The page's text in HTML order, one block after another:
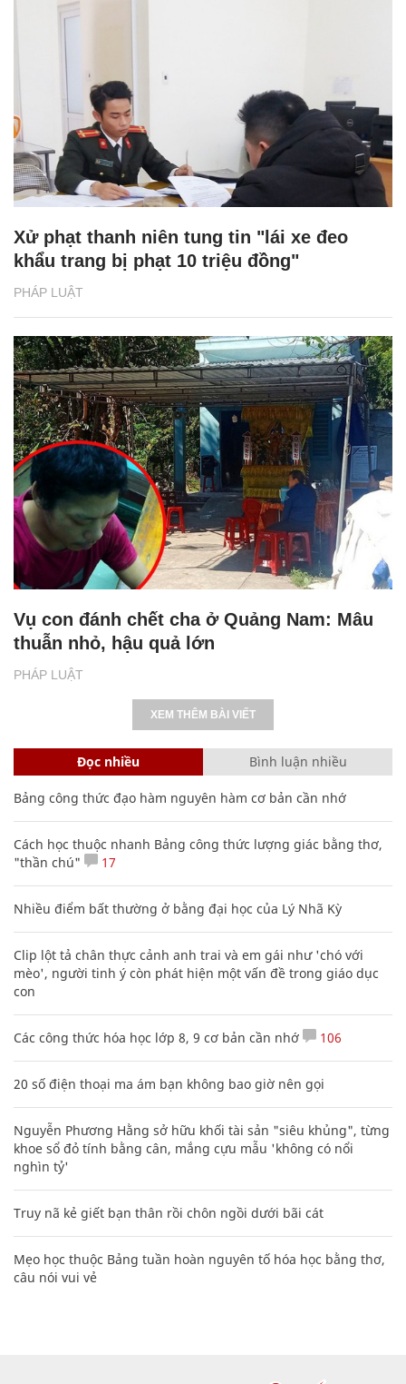
PHÁP LUẬT
Xử phạt thanh niên tung tin "lái xe đeo
khẩu trang bị phạt 10 triệu đồng"
PHÁP LUẬT
Vụ con đánh chết cha ở Quảng Nam: Mâu
thuẫn nhỏ, hậu quả lớn
XEM THÊM BÀI VIẾT
Đọc nhiều Bình luận nhiều
Bảng công thức đạo hàm nguyên hàm cơ bản cần nhớ
Cách học thuộc nhanh Bảng công thức lượng giác bằng thơ,
"thần chú"
17
Nhiều điểm bất thường ở bằng đại học của Lý Nhã Kỳ
Clip lột tả chân thực cảnh anh trai và em gái như 'chó với
mèo', người tinh ý còn phát hiện một vấn đề trong giáo dục
con
Các công thức hóa học lớp 8, 9 cơ bản cần nhớ 106
20 số điện thoại ma ám bạn không bao giờ nên gọi
Nguyễn Phương Hằng sở hữu khối tài sản "siêu khủng", từng
khoe sổ đỏ tính bằng cân, mắng cựu mẫu 'không có nổi
nghìn tỷ'
Truy nã kẻ giết bạn thân rồi chôn ngồi dưới bãi cát
Mẹo học thuộc Bảng tuần hoàn nguyên tố hóa học bằng thơ,
câu nói vui vẻ